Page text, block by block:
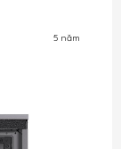
5 năm